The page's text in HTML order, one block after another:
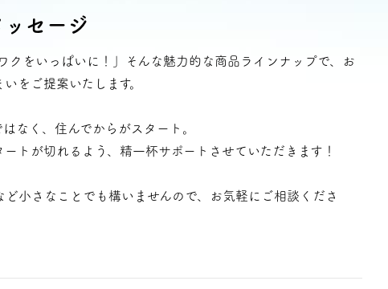
ン無料相談
話
スタジオ
ッセージ
クをいっぱいに！」そんな魅力的な商品ラインナップで、お
をご提案いたします。
なく、住んでからがスタート。
トが切れるよう、精一杯サポートさせていただきます！
ど小さなことでも構いませんので、お気軽にご相談くださ